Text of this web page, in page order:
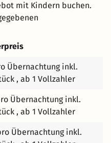
in der Stadt der
entdecken wollen, ist
für eine schöne
Radwegen nur wenige
die man am Besten mit
Kanucamp,
ES IST
neuen
oder um einfach mal mit
mit Kindern buchen.
Übernachtung inkl.
, ab 1 Vollzahler
Übernachtung inkl.
, ab 1 Vollzahler
Übernachtung inkl.